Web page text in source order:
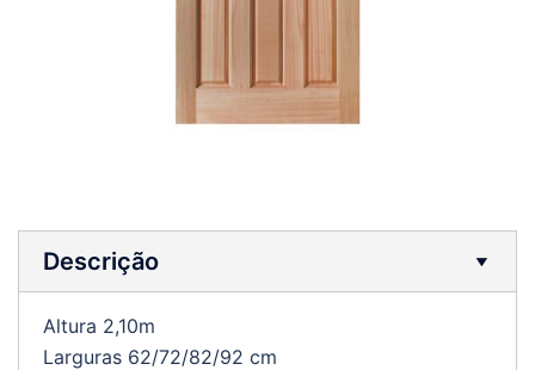
Descrição
Altura 2,10m
Larguras 62/72/82/92 cm